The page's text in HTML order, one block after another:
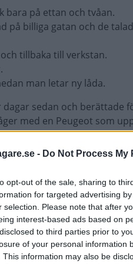
- Do Not Process
opt-out of the sale, sharing to
for targeted advertising
selection. Please note that after
interest-based ads based on
to third parties prior to
of your personal information
This information may also be
bara på ettan och tvåan.
på billiga gatan och de
tillbaka till verkstan.
man letar ny låda.
sedan och berättade
med en Peugeot som
datorn.
går ner till tvåans växel
kretsar och lär
fel verkstad.